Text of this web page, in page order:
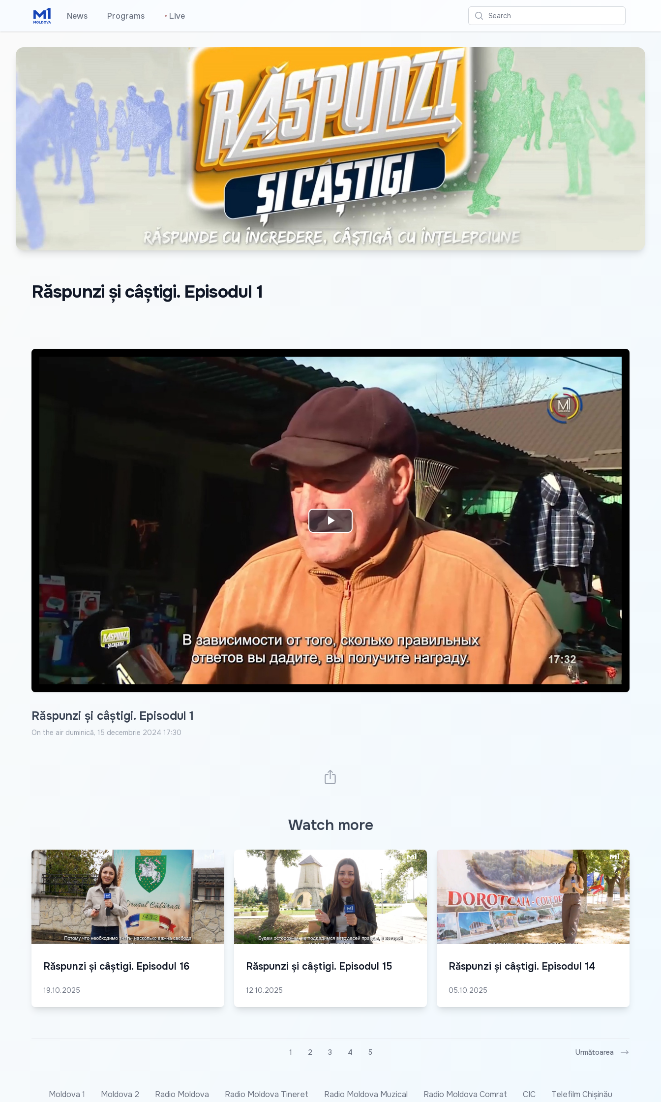
News Programs • Live Search
Răspunzi și câștigi. Episodul 1
Play
Video
Răspunzi și câștigi. Episodul 1
On the air duminică, 15 decembrie 2024 17:30
Watch more
Răspunzi și câștigi. Episodul 16
19.10.2025
Răspunzi și câștigi. Episodul 15
12.10.2025
Răspunzi și câștigi. Episodul 14
05.10.2025
1 2 3 4 5 Următoarea
Moldova 1 Moldova 2 Radio Moldova Radio Moldova Tineret Radio Moldova Muzical Radio Moldova Comrat CIC Telefilm Chișinău